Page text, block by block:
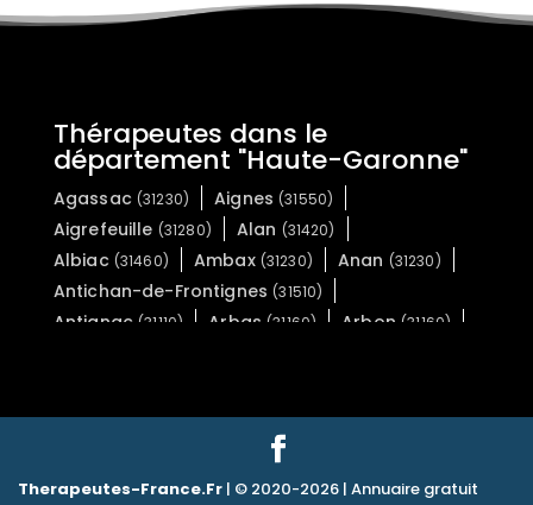
Thérapeutes dans le
département "Haute-Garonne"
Agassac (31230) Aignes (31550)
Aigrefeuille (31280) Alan (31420)
Albiac (31460) Ambax (31230) Anan (31230)
Antichan-de-Frontignes (31510)
Antignac (31110) Arbas (31160) Arbon (31160)
Arnaud-Guilhem(31360) Artigue(31110)
Aspret-Sarrat
Therapeutes-France.Fr | © 2020-2026 | Annuaire gratuit